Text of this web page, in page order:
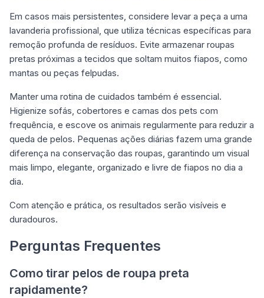
Em casos mais persistentes, considere levar a peça a uma
lavanderia profissional, que utiliza técnicas específicas para
remoção profunda de resíduos. Evite armazenar roupas
pretas próximas a tecidos que soltam muitos fiapos, como
mantas ou peças felpudas.
Manter uma rotina de cuidados também é essencial.
Higienize sofás, cobertores e camas dos pets com
frequência, e escove os animais regularmente para reduzir a
queda de pelos. Pequenas ações diárias fazem uma grande
diferença na conservação das roupas, garantindo um visual
mais limpo, elegante, organizado e livre de fiapos no dia a
dia.
Com atenção e prática, os resultados serão visíveis e
duradouros.
Perguntas Frequentes
Como tirar pelos de roupa preta
rapidamente?